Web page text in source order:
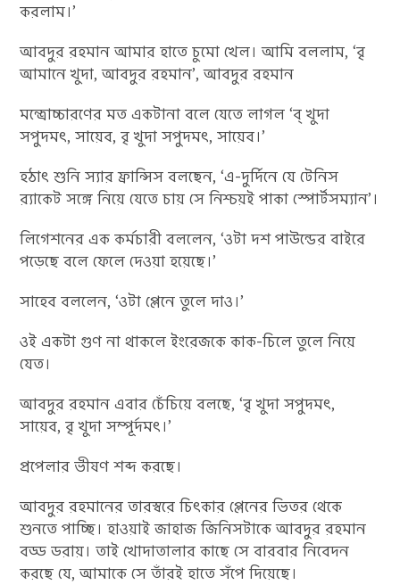
করলাম।’
আবদুর রহমান আমার হাতে চুমো খেল। আমি বললাম, ‘বৃ
আমানে খুদা, আবদুর রহমান’, আবদুর রহমান
মন্ত্রোচ্চারণের মত একটানা বলে যেতে লাগল ‘ব্‌ খুদা
সপুদমৎ, সায়েব, বৃ খুদা সপুদমৎ, সায়েব।’
হঠাৎ শুনি স্যার ফ্রান্সিস বলছেন, ‘এ-দুর্দিনে যে টেনিস
র‍্যাকেট সঙ্গে নিয়ে যেতে চায় সে নিশ্চয়ই পাকা স্পোর্টসম্যান’।
লিগেশনের এক কর্মচারী বললেন, ‘ওটা দশ পাউন্ডের বাইরে
পড়েছে বলে ফেলে দেওয়া হয়েছে।’
সাহেব বললেন, ‘ওটা প্লেনে তুলে দাও।’
ওই একটা গুণ না থাকলে ইংরেজকে কাক-চিলে তুলে নিয়ে
যেত।
আবদুর রহমান এবার চেঁচিয়ে বলছে, ‘বৃ খুদা সপুদমৎ,
সায়েব, বৃ খুদা সম্পূর্দমৎ।’
প্রপেলার ভীষণ শব্দ করছে।
আবদুর রহমানের তারস্বরে চিৎকার প্লেনের ভিতর থেকে
শুনতে পাচ্ছি। হাওয়াই জাহাজ জিনিসটাকে আবদুর রহমান
বড্ড ডরায়। তাই খোদাতালার কাছে সে বারবার নিবেদন
করছে যে, আমাকে সে তাঁরই হাতে সঁপে দিয়েছে।